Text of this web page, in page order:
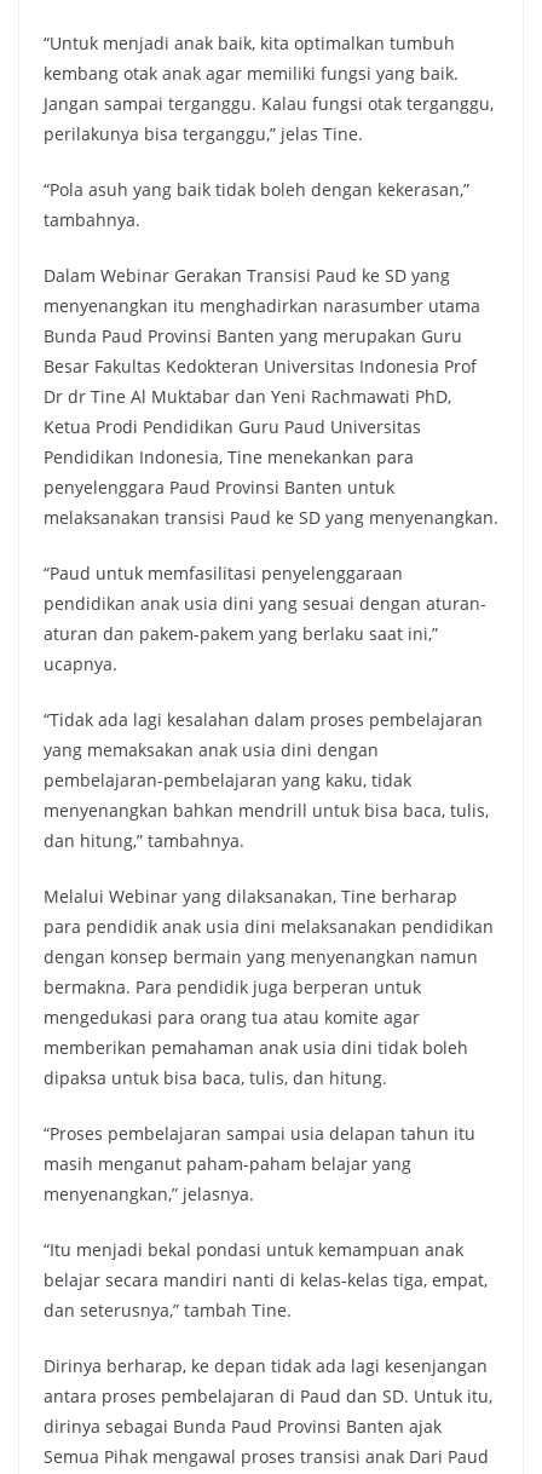
“Untuk menjadi anak baik, kita optimalkan tumbuh
kembang otak anak agar memiliki fungsi yang baik.
Jangan sampai terganggu. Kalau fungsi otak terganggu,
perilakunya bisa terganggu,” jelas Tine.
“Pola asuh yang baik tidak boleh dengan kekerasan,”
tambahnya.
Dalam Webinar Gerakan Transisi Paud ke SD yang
menyenangkan itu menghadirkan narasumber utama
Bunda Paud Provinsi Banten yang merupakan Guru
Besar Fakultas Kedokteran Universitas Indonesia Prof
Dr dr Tine Al Muktabar dan Yeni Rachmawati PhD,
Ketua Prodi Pendidikan Guru Paud Universitas
Pendidikan Indonesia, Tine menekankan para
penyelenggara Paud Provinsi Banten untuk
melaksanakan transisi Paud ke SD yang menyenangkan.
“Paud untuk memfasilitasi penyelenggaraan
pendidikan anak usia dini yang sesuai dengan aturan-
aturan dan pakem-pakem yang berlaku saat ini,”
ucapnya.
“Tidak ada lagi kesalahan dalam proses pembelajaran
yang memaksakan anak usia dini dengan
pembelajaran-pembelajaran yang kaku, tidak
menyenangkan bahkan mendrill untuk bisa baca, tulis,
dan hitung,” tambahnya.
Melalui Webinar yang dilaksanakan, Tine berharap
para pendidik anak usia dini melaksanakan pendidikan
dengan konsep bermain yang menyenangkan namun
bermakna. Para pendidik juga berperan untuk
mengedukasi para orang tua atau komite agar
memberikan pemahaman anak usia dini tidak boleh
dipaksa untuk bisa baca, tulis, dan hitung.
“Proses pembelajaran sampai usia delapan tahun itu
masih menganut paham-paham belajar yang
menyenangkan,” jelasnya.
“Itu menjadi bekal pondasi untuk kemampuan anak
belajar secara mandiri nanti di kelas-kelas tiga, empat,
dan seterusnya,” tambah Tine.
Dirinya berharap, ke depan tidak ada lagi kesenjangan
antara proses pembelajaran di Paud dan SD. Untuk itu,
dirinya sebagai Bunda Paud Provinsi Banten ajak
Semua Pihak mengawal proses transisi anak Dari Paud